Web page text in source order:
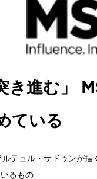
進む」
ている
ルテュル・サドゥンが描
るもの